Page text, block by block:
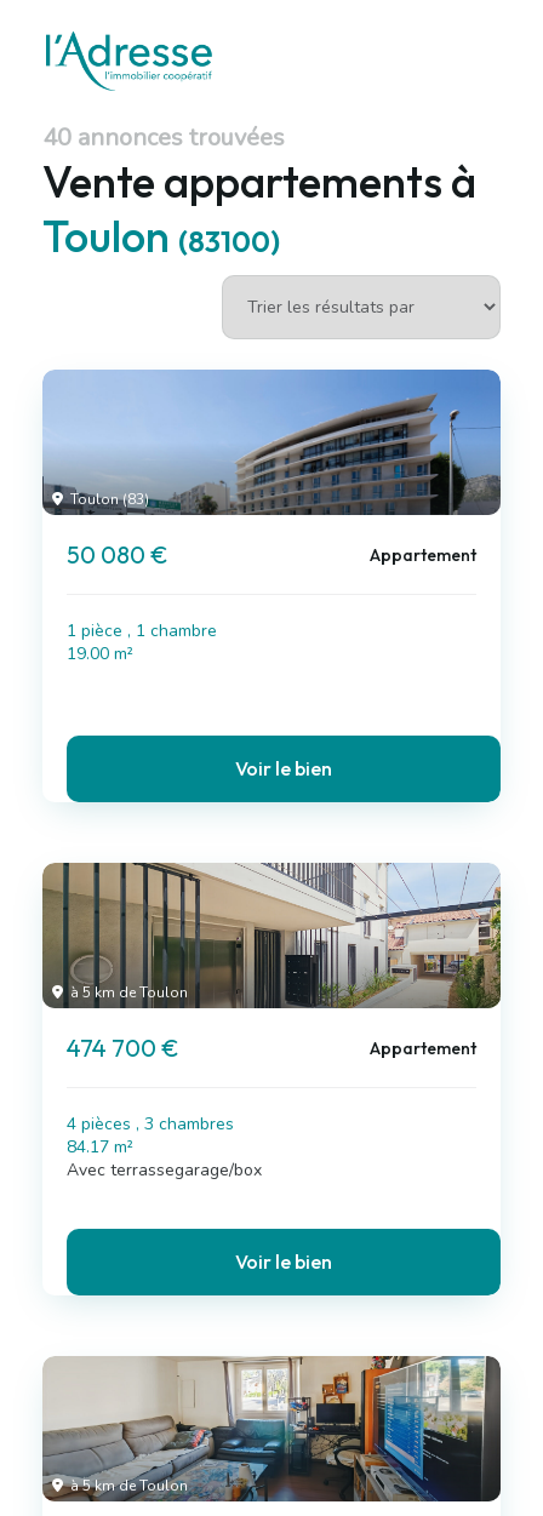
40 annonces trouvées
Vente appartements à
Toulon (83100)
Toulon (83)
50 080 € Appartement
1 pièce , 1 chambre
19.00 m²
Voir le bien
à 5 km de Toulon
474 700 € Appartement
4 pièces , 3 chambres
84.17 m²
Avec terrassegarage/box
Voir le bien
à 5 km de Toulon